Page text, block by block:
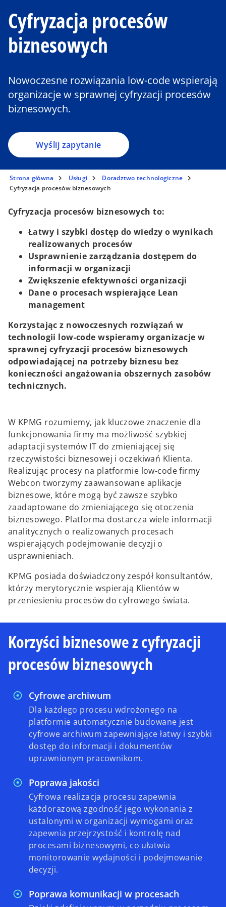
Cyfryzacja procesów
biznesowych
Nowoczesne rozwiązania low-code wspierają
organizacje w sprawnej cyfryzacji procesów
biznesowych.
Wyślij zapytanie
Strona główna Usługi
Doradztwo technologiczne
Cyfryzacja procesów biznesowych
Cyfryzacja procesów biznesowych to:
Łatwy i szybki dostęp do wiedzy o wynikach
realizowanych procesów
Usprawnienie zarządzania dostępem do
informacji w organizacji
Zwiększenie efektywności organizacji
Dane o procesach wspierające Lean
management
Korzystając z nowoczesnych rozwiązań w
technologii low-code wspieramy organizacje w
sprawnej cyfryzacji procesów biznesowych
odpowiadającej na potrzeby biznesu bez
konieczności angażowania obszernych zasobów
technicznych.
W KPMG rozumiemy, jak kluczowe znaczenie dla
funkcjonowania firmy ma możliwość szybkiej
adaptacji systemów IT do zmieniającej się
rzeczywistości biznesowej i oczekiwań Klienta.
Realizując procesy na platformie low-code firmy
Webcon tworzymy zaawansowane aplikacje
biznesowe, które mogą być zawsze szybko
zaadaptowane do zmieniającego się otoczenia
biznesowego. Platforma dostarcza wiele informacji
analitycznych o realizowanych procesach
wspierających podejmowanie decyzji o
usprawnieniach.
KPMG posiada doświadczony zespół konsultantów,
którzy merytorycznie wspierają Klientów w
przeniesieniu procesów do cyfrowego świata.
Korzyści biznesowe z cyfryzacji
procesów biznesowych
Cyfrowe archiwum
Dla każdego procesu wdrożonego na
platformie automatycznie budowane jest
cyfrowe archiwum zapewniające łatwy i szybki
dostęp do informacji i dokumentów
uprawnionym pracownikom.
Poprawa jakości
Cyfrowa realizacja procesu zapewnia
każdorazową zgodność jego wykonania z
ustalonymi w organizacji wymogami oraz
zapewnia przejrzystość i kontrolę nad
procesami biznesowymi, co ułatwia
monitorowanie wydajności i podejmowanie
decyzji.
Poprawa komunikacji w procesach